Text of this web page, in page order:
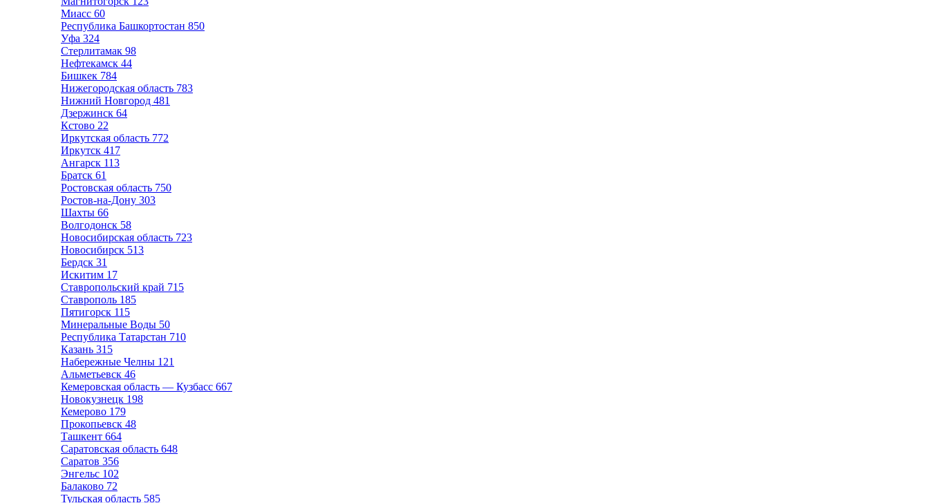
Миасс 60
Республика Башкортостан 850
Уфа 324
Стерлитамак 98
Нефтекамск 44
Бишкек 784
Нижегородская область 783
Нижний Новгород 481
Дзержинск 64
Кстово 22
Иркутская область 772
Иркутск 417
Ангарск 113
Братск 61
Ростовская область 750
Ростов-на-Дону 303
Шахты 66
Волгодонск 58
Новосибирская область 723
Новосибирск 513
Бердск 31
Искитим 17
Ставропольский край 715
Ставрополь 185
Пятигорск 115
Минеральные Воды 50
Республика Татарстан 710
Казань 315
Набережные Челны 121
Альметьевск 46
Кемеровская область — Кузбасс 667
Новокузнецк 198
Кемерово 179
Прокопьевск 48
Ташкент 664
Саратовская область 648
Саратов 356
Энгельс 102
Балаково 72
Тульская область 585